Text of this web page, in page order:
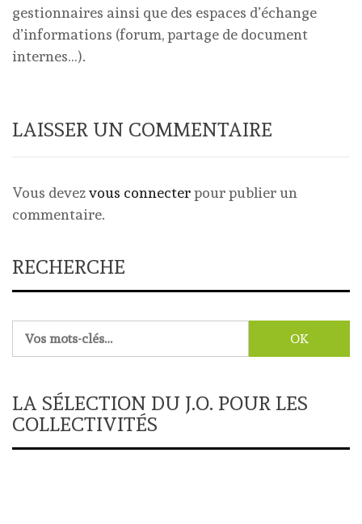
gestionnaires ainsi que des espaces d’échange
d’informations (forum, partage de document
internes…).
LAISSER UN COMMENTAIRE
Vous devezvous connecterpour publier un
commentaire.
RECHERCHE
LA SÉLECTION DU J.O. POUR LES
COLLECTIVITÉS